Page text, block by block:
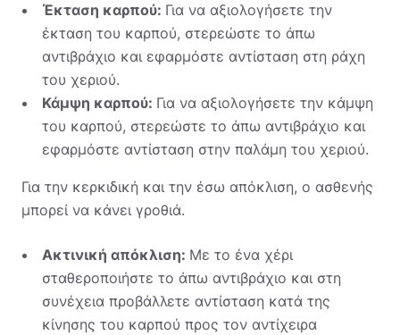
Έκταση καρπού: Για να αξιολογήσετε την
έκταση του καρπού, στερεώστε το άπω
αντιβράχιο και εφαρμόστε αντίσταση στη ράχη
του χεριού.
Κάμψη καρπού: Για να αξιολογήσετε την κάμψη
του καρπού, στερεώστε το άπω αντιβράχιο και
εφαρμόστε αντίσταση στην παλάμη του χεριού.
Για την κερκιδική και την έσω απόκλιση, ο ασθενής
μπορεί να κάνει γροθιά.
Ακτινική απόκλιση: Με το ένα χέρι
σταθεροποιήστε το άπω αντιβράχιο και στη
συνέχεια προβάλλετε αντίσταση κατά της
κίνησης του καρπού προς τον αντίχειρα